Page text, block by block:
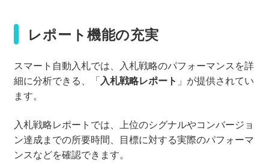
レポート機能の充実
スマート自動入札では、入札戦略のパフォーマンスを詳
細に分析できる、「 入札戦略レポート 」が提供されてい
ます。
入札戦略レポートでは、上位のシグナルやコンバージョ
ン達成までの所要時間、目標に対する実際のパフォーマ
ンスなどを確認できます。